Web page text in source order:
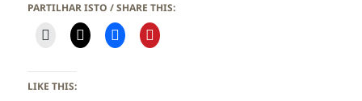
PARTILHAR ISTO / SHARE THIS:
LIKE THIS: